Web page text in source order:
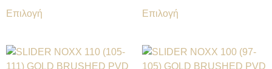
Επιλογή Επιλογή